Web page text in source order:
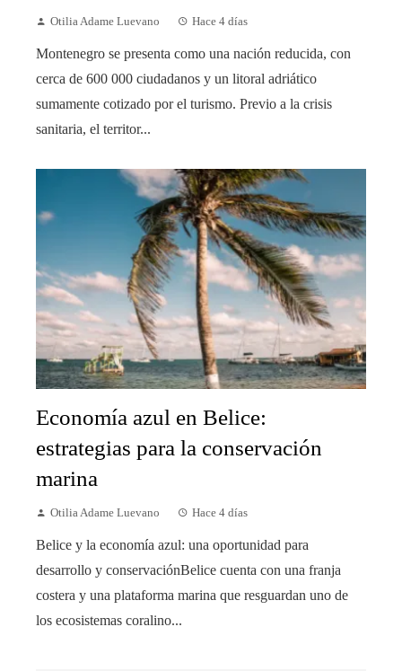
Otilia Adame Luevano Hace 4 días
Montenegro se presenta como una nación reducida, con
cerca de 600 000 ciudadanos y un litoral adriático
sumamente cotizado por el turismo. Previo a la crisis
sanitaria, el territor...
Economía azul en Belice:
estrategias para la conservación
marina
Otilia Adame Luevano Hace 4 días
Belice y la economía azul: una oportunidad para
desarrollo y conservaciónBelice cuenta con una franja
costera y una plataforma marina que resguardan uno de
los ecosistemas coralino...